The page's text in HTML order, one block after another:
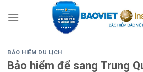
BẢO HIỂM DU LỊCH
Bảo hiểm để sang Trung